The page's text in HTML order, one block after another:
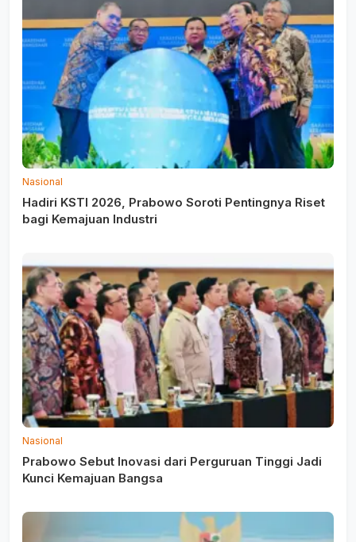
Nasional
Hadiri KSTI 2026, Prabowo Soroti Pentingnya Riset
bagi Kemajuan Industri
Nasional
Prabowo Sebut Inovasi dari Perguruan Tinggi Jadi
Kunci Kemajuan Bangsa